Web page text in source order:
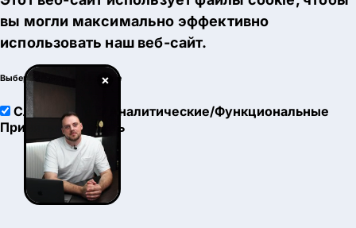
×
вы могли максимально эффективно
использовать наш веб-сайт.
Выберите настройки cookie
Служебные
Аналитические/Функциональные
Принять
Настроить